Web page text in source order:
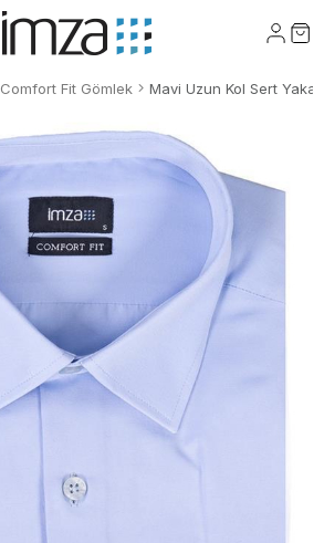
Comfort Fit Gömlek